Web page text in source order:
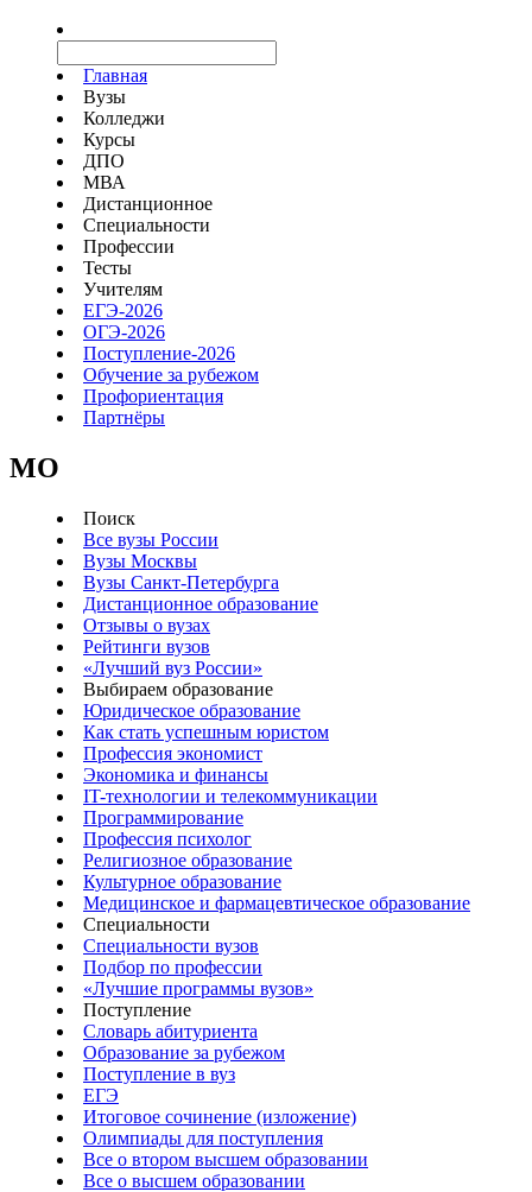
Главная
Вузы
Колледжи
Курсы
ДПО
МВА
Дистанционное
Специальности
Профессии
Тесты
Учителям
ЕГЭ-2026
ОГЭ-2026
Поступление-2026
Обучение за рубежом
Профориентация
Партнёры
MO
Поиск
Все вузы России
Вузы Москвы
Вузы Санкт-Петербурга
Дистанционное образование
Отзывы о вузах
Рейтинги вузов
«Лучший вуз России»
Выбираем образование
Юридическое образование
Как стать успешным юристом
Профессия экономист
Экономика и финансы
IT-технологии и телекоммуникации
Программирование
Профессия психолог
Религиозное образование
Культурное образование
Медицинское и фармацевтическое образование
Специальности
Специальности вузов
Подбор по профессии
«Лучшие программы вузов»
Поступление
Словарь абитуриента
Образование за рубежом
Поступление в вуз
ЕГЭ
Итоговое сочинение (изложение)
Олимпиады для поступления
Все о втором высшем образовании
Все о высшем образовании